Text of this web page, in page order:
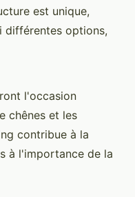
est unique,
différentes options,
l'occasion
chênes et les
contribue à la
à l'importance de la